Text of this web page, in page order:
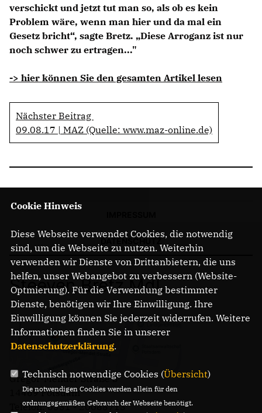
verschickt und jetzt tut man so, als ob es kein
Problem wäre, wenn man hier und da mal ein
Gesetz bricht“, sagte Bretz. „Diese Arroganz ist nur
noch schwer zu ertragen..."
-> hier können Sie den gesamten Artikel lesen
Nächster Beitrag
09.08.17 | MAZ (Quelle: www.maz-online.de)
Steeven Bretz MdL
Gregor-Mendel-Straße 3
14469 Potsdam
Telefon: 0331 - 20085713
Cookie Hinweis
Diese Webseite verwendet Cookies, die notwendig
sind, um die Webseite zu nutzen. Weiterhin
verwenden wir Dienste von Drittanbietern, die uns
helfen, unser Webangebot zu verbessern (Website-
Optmierung). Für die Verwendung bestimmter
Dienste, benötigen wir Ihre Einwilligung. Ihre
Einwilligung können Sie jederzeit widerrufen. Weitere
Informationen finden Sie in unserer
Datenschutzerklärung.
Technisch notwendige Cookies (Übersicht)
Die notwendigen Cookies werden allein für den
ordnungsgemäßen Gebrauch der Webseite benötigt.